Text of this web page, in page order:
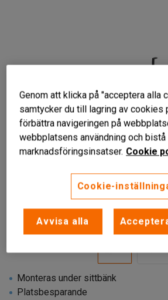
Monteras under sittbänk
Platsbesparande
Genom att klicka på "acceptera alla
samtycker du till lagring av cookies
förbättra navigeringen på
webbplatsens användning och bistå
marknadsföringsinsatser. Cookie
Cookie-
Avvisa alla